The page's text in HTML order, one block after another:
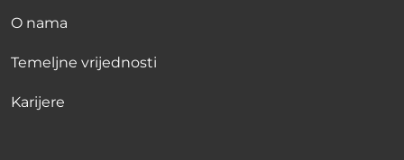
O nama
Temeljne vrijednosti
Karijere